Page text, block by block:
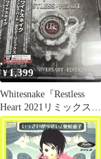
¥1,399
Whitesnake『Restless
Heart 2021リミックス』
本日限定